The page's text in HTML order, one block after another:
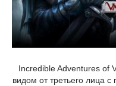
Incredible Adventures of
видом от третьего лица